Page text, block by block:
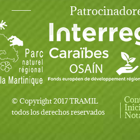
© Copyright 2017 TRAMIL
todos los derechos reservados